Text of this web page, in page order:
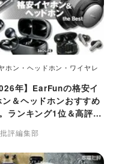
ホン・ヘッドホン・ワイヤレ
年】EarFunの格安イ
ン＆ヘッドホンおすすめ
ランキング1位＆高評価
評編集部